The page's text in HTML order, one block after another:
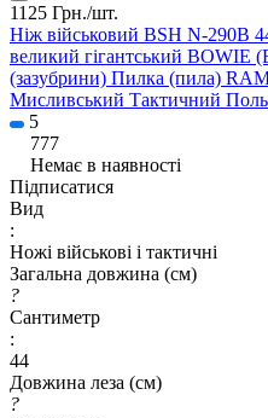
1125 Грн./шт.
Ніж військовий BSH N-290B
великий гігантський BOWIE
(зазубрини) Пилка (пила)
Мисливський Тактичний
5
777
Немає в наявності
Підписатися
Вид
:
Ножі військові і тактичні
Загальна довжина (см)
?
Сантиметр
:
44
Довжина леза (см)
?